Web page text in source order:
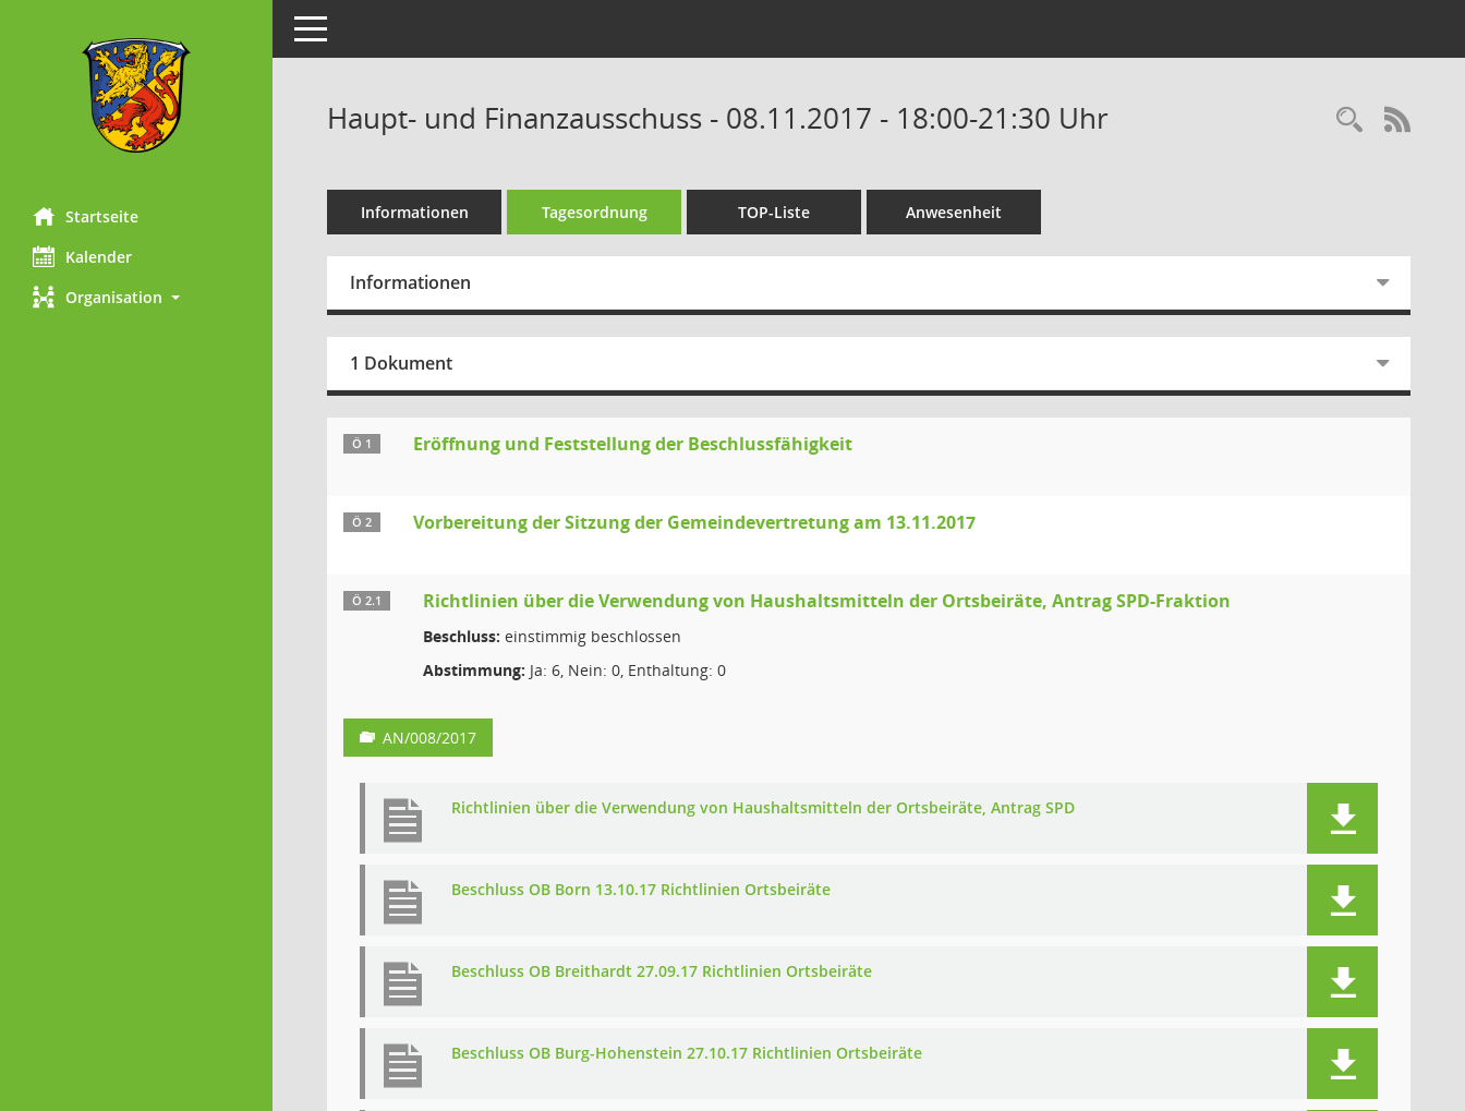
Startseite
Kalender
Organisation
Toggle navigation
Haupt- und Finanzausschuss - 08.11.2017 - 18:00-21:30 Uhr
Informationen Tagesordnung TOP-Liste Anwesenheit
Informationen
1 Dokument
Ö 1 Eröffnung und Feststellung der Beschlussfähigkeit
Ö 2 Vorbereitung der Sitzung der Gemeindevertretung am 13.11.2017
Ö 2.1 Richtlinien über die Verwendung von Haushaltsmitteln der Ortsbeiräte, Antrag SPD-Fraktion
Beschluss: einstimmig beschlossen
Abstimmung: Ja: 6, Nein: 0, Enthaltung: 0
AN/008/2017
Richtlinien über die Verwendung von Haushaltsmitteln der Ortsbeiräte, Antrag SPD
Beschluss OB Born 13.10.17 Richtlinien Ortsbeiräte
Beschluss OB Breithardt 27.09.17 Richtlinien Ortsbeiräte
Beschluss OB Burg-Hohenstein 27.10.17 Richtlinien Ortsbeiräte